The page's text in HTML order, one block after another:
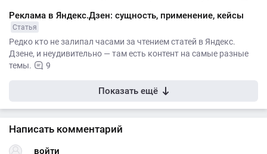
Реклама в Яндекс.Дзен: сущность, применение, кейсы
Статья
Редко кто не залипал часами за чтением статей в Яндекс.
Дзене, и неудивительно — там есть контент на самые разные
темы.
9
Показать ещё
Написать комментарий
войти